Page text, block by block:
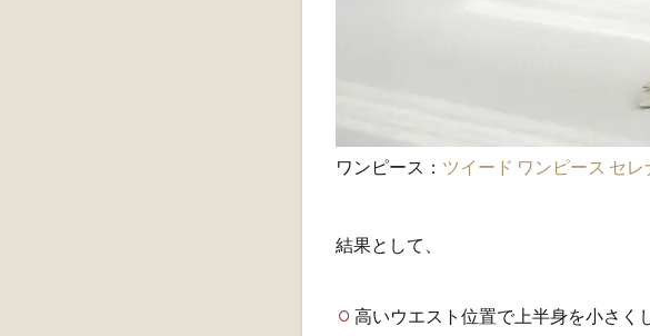
ワンピース： ツイード ワンピース セレ
結果として、
高いウエスト位置で上半身を小さく